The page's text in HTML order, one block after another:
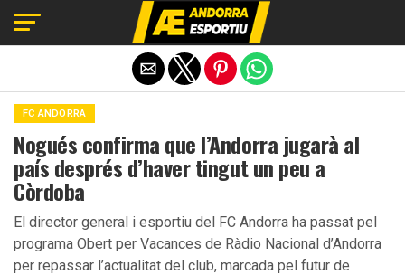
FC ANDORRA
Nogués confirma que l’Andorra jugarà al
país després d’haver tingut un peu a
Còrdoba
El director general i esportiu del FC Andorra ha passat pel
programa Obert per Vacances de Ràdio Nacional d’Andorra
per repassar l’actualitat del club, marcada pel futur de
Exit mobile version